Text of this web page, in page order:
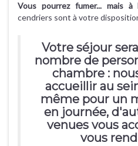
Vous pourrez fumer... mais à
cendriers sont à votre
Votre séjour
nombre de
chambre :
accueillir au
même pour un
en journée,
venues vous
vous